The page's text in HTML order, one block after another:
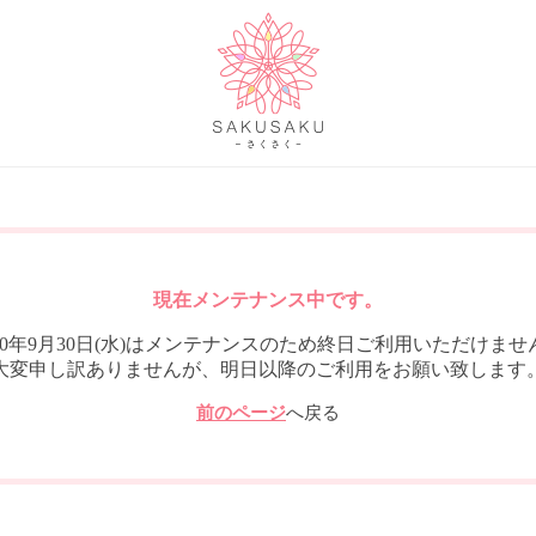
現在メンテナンス中です。
年9月30日(水)はメンテナンスのため終日ご利用いただけませ
変申し訳ありませんが、明日以降のご利用をお願い致します
前のページへ戻る